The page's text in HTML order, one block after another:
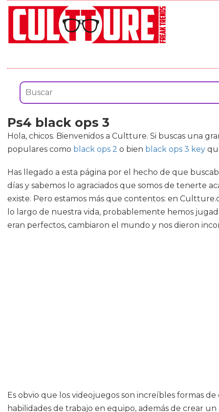
Ps4 black ops 3
Hola, chicos. Bienvenidos a Cultture. Si buscas una
populares como black ops 2 o bien black ops 3 key
Has llegado a esta página por el hecho de que
días y sabemos lo agraciados que somos de tenerte
existe. Pero estamos más que contentos: en
lo largo de nuestra vida, probablemente hemos
eran perfectos, cambiaron el mundo y nos dieron
Es obvio que los videojuegos son increíbles formas
habilidades de trabajo en equipo, además de crear